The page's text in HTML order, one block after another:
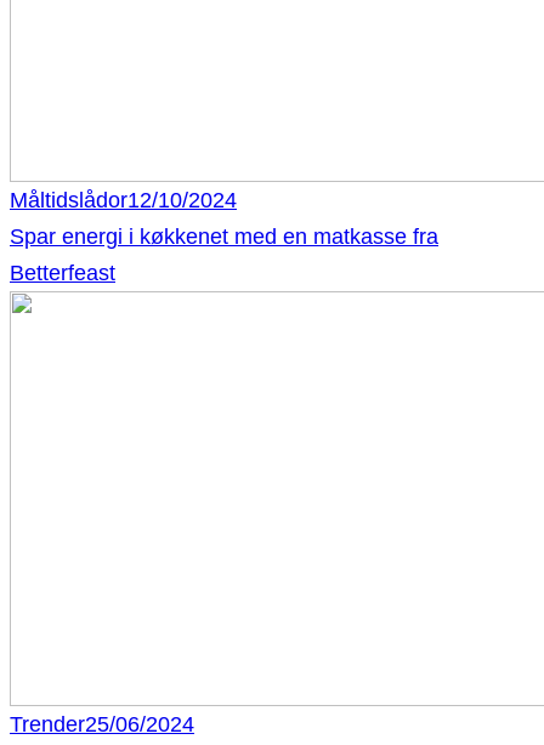
Måltidslådor12/10/2024
Spar energi i køkkenet med en matkasse fra
Betterfeast
Trender25/06/2024